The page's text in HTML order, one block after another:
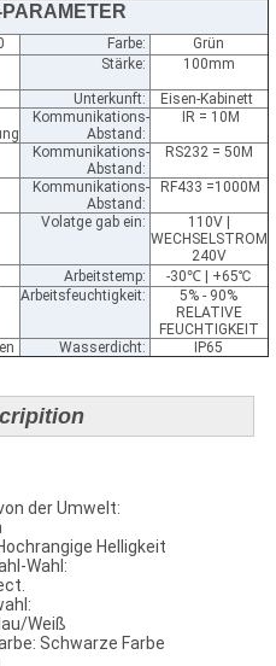
Farbe:
Grün
Stärke: 100mm
Unterkunft:
Eisen-Kabinett
Kommunikations-
Abstand:
IR = 10M
Kommunikations-
Abstand:
RS232 = 50M
Kommunikations-
Abstand:
RF433 =1000M
Volatge gab ein:
110V |
WECHSELSTROM
240V
Arbeitstemp: -30℃| +65℃
Arbeitsfeuchtigkeit:
5% - 90%
RELATIVE
FEUCHTIGKEIT
Wasserdicht: IP65
Umwelt:
Helligkeit
Weiß
Farbe